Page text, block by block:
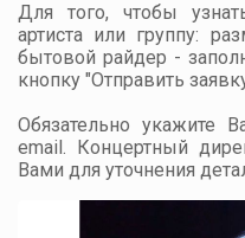
Для того, чтобы
артиста или группу:
бытовой райдер -
кнопку "Отправить
Обязательно укажите
email. Концертный
Вами для уточнения